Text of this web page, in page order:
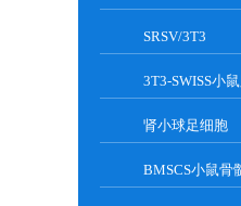
SRSV/3T3
肾小球足细胞